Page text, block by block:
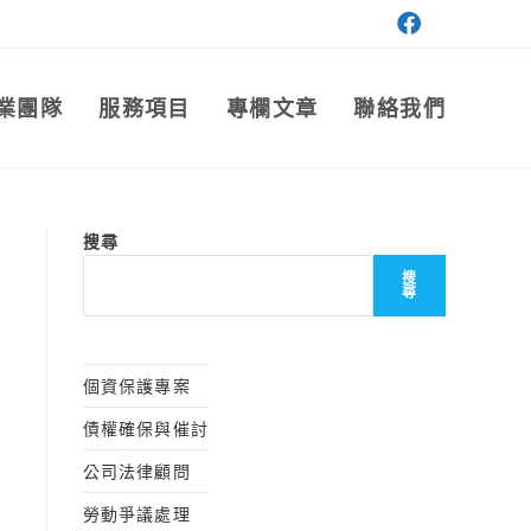
團隊 服務項目 專欄文章 聯絡我們
搜尋
搜
尋
個資保護專案
債權確保與催討
公司法律顧問
勞動爭議處理